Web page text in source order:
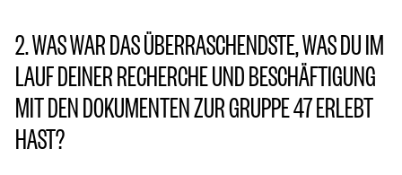
2. WAS WAR DAS ÜBERRASCHENDSTE, WAS DU IM
LAUF DEINER RECHERCHE UND BESCHÄFTIGUNG
MIT DEN DOKUMENTEN ZUR GRUPPE 47 ERLEBT
HAST?